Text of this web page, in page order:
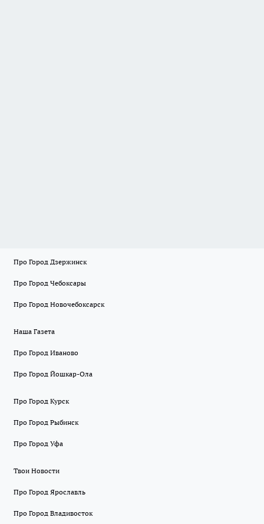
Про Город Дзержинск
Про Город Чебоксары
Про Город Новочебоксарск
Наша Газета
Про Город Иваново
Про Город Йошкар-Ола
Про Город Курск
Про Город Рыбинск
Про Город Уфа
Твои Новости
Про Город Ярославль
Про Город Владивосток